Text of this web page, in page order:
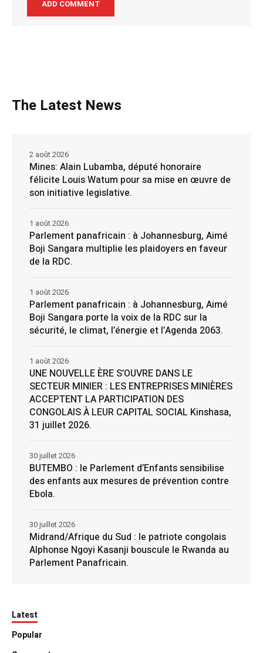
The Latest News
Mines: Alain Lubamba, député honoraire
félicite Louis Watum pour sa mise en œuvre de
son initiative legislative.
2 août 2026
Parlement panafricain : à Johannesburg, Aimé
Boji Sangara multiplie les plaidoyers en faveur
de la RDC.
1 août 2026
Parlement panafricain : à Johannesburg, Aimé
Boji Sangara porte la voix de la RDC sur la
sécurité, le climat, l’énergie et l’Agenda 2063.
1 août 2026
UNE NOUVELLE ÈRE S’OUVRE DANS LE
SECTEUR MINIER : LES ENTREPRISES MINIÈRES
ACCEPTENT LA PARTICIPATION DES
CONGOLAIS À LEUR CAPITAL SOCIAL Kinshasa,
31 juillet 2026.
1 août 2026
BUTEMBO : le Parlement d’Enfants sensibilise
des enfants aux mesures de prévention contre
Ebola.
30 juillet 2026
Midrand/Afrique du Sud : le patriote congolais
Alphonse Ngoyi Kasanji bouscule le Rwanda au
Parlement Panafricain.
30 juillet 2026
Latest
Popular